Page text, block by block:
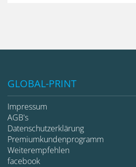
GLOBAL-PRINT
Impressum
AGB's
Datenschutzerklärung
Premiumkundenprogramm
Weiterempfehlen
facebook